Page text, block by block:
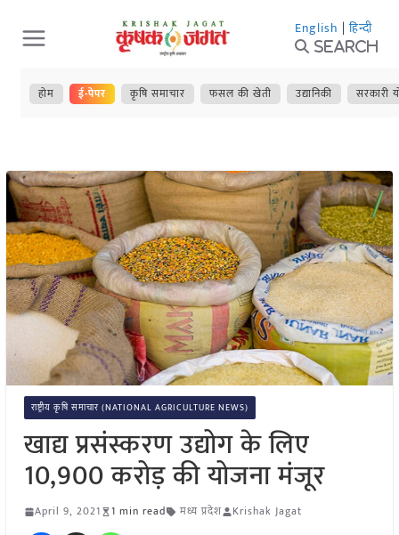
Skip
to
content
English | हिन्दी
Search
होम ई-पेपर कृषि समाचार फसल की खेती उद्यानिकी सरकारी
राष्ट्रीय कृषि समाचार (NATIONAL AGRICULTURE NEWS)
खाद्य प्रसंस्करण उद्योग के लिए
10,900 करोड़ की योजना मंजूर
April 9, 2021 1 min read मध्य प्रदेश Krishak Jagat